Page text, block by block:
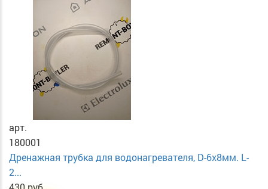
арт.
180001
Дренажная трубка для водонагревателя, D-6х8мм. L-
2...